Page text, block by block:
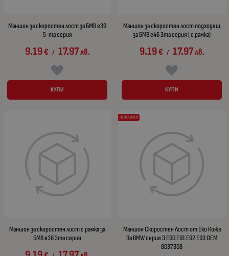
Маншон за скоростен лост за БМВ е39
5-та серия
9.19€ / 17.97лв.
КУПИ
Маншон за скоростен лост подходящ
за БМВ е46 3та серия ( с рамка)
9.19€ / 17.97лв.
КУПИ
Маншон за скоростен лост с рамка за
БМВ е36 3та серия
Маншон Скоростен Лост от Еко Кожа
За BMW серия 3 E90 E91 E92 E93 OEM
8037308
НЕНАЛИЧЕН